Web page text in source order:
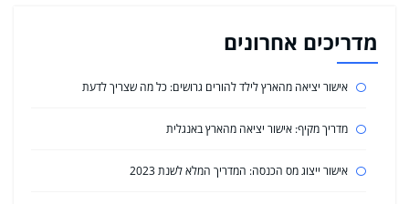
מדריכים אחרונים
אישור יציאה מהארץ לילד להורים גרושים: כל מה שצריך לדעת
מדריך מקיף: אישור יציאה מהארץ באנגלית
אישור ייצוג מס הכנסה: המדריך המלא לשנת 2023